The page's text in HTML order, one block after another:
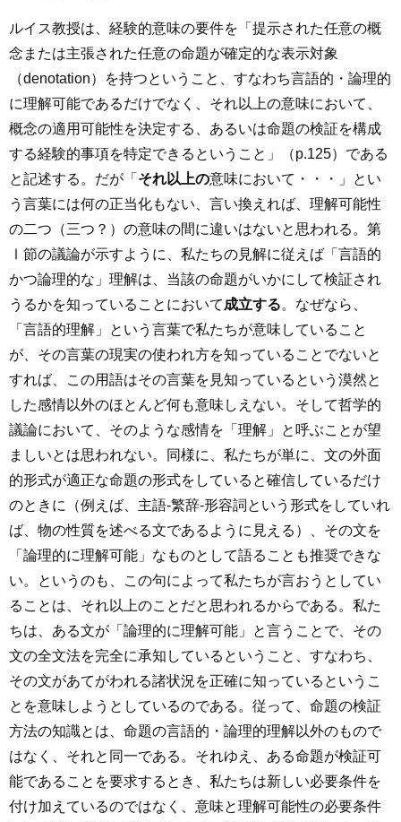
ルイス教授は、経験的意味の要件を「提示された任意の概
念または主張された任意の命題が確定的な表示対象
（denotation）を持つということ、すなわち言語的・論理的
に理解可能であるだけでなく、それ以上の意味において、
概念の適用可能性を決定する、あるいは命題の検証を構成
する経験的事項を特定できるということ」（p.125）である
と記述する。だが「 それ以上の意味において・・・」とい
う言葉には何の正当化もない、言い換えれば、理解可能性
の二つ（三つ？）の意味の間に違いはないと思われる。第
Ⅰ節の議論が示すように、私たちの見解に従えば「言語的
かつ論理的な」理解は、当該の命題がいかにして検証され
うるかを知っていることにおいて成立する。なぜなら、
「言語的理解」という言葉で私たちが意味していること
が、その言葉の現実の使われ方を知っていることでないと
すれば、この用語はその言葉を見知っているという漠然と
した感情以外のほとんど何も意味しえない。そして哲学的
議論において、そのような感情を「理解」と呼ぶことが望
ましいとは思われない。同様に、私たちが単に、文の外面
的形式が適正な命題の形式をしていると確信しているだけ
のときに（例えば、主語-繁辞-形容詞という形式をしていれ
ば、物の性質を述べる文であるように見える）、その文を
「論理的に理解可能」なものとして語ることも推奨できな
い。というのも、この句によって私たちが言おうとしてい
ることは、それ以上のことだと思われるからである。私た
ちは、ある文が「論理的に理解可能」と言うことで、その
文の全文法を完全に承知しているということ、すなわち、
その文があてがわれる諸状況を正確に知っているというこ
とを意味しようとしているのである。従って、命題の検証
方法の知識とは、命題の言語的・論理的理解以外のもので
はなく、それと同一である。それゆえ、ある命題が検証可
能であることを要求するとき、私たちは新しい必要条件を
付け加えているのではなく、意味と理解可能性の必要条件